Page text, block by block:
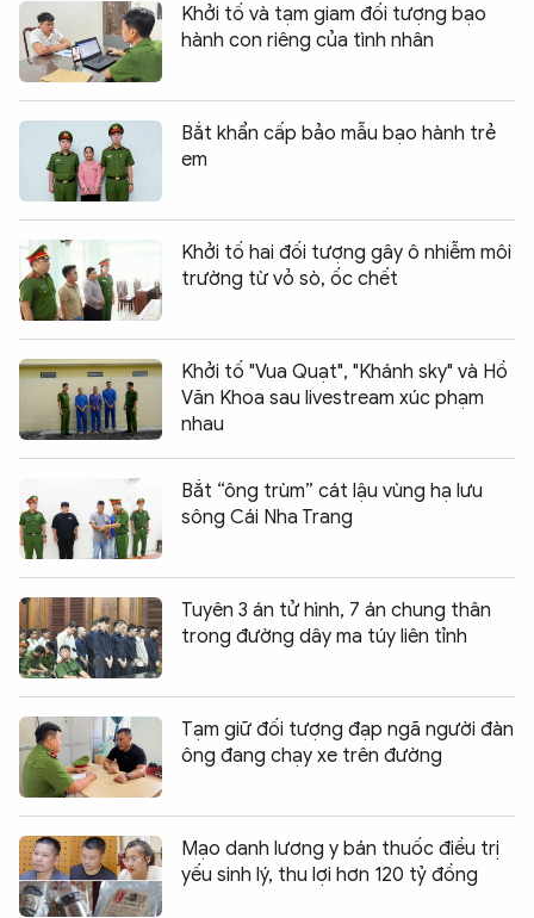
Khởi tố và tạm giam đối tượng bạo
hành con riêng của tình nhân
Bắt khẩn cấp bảo mẫu bạo hành trẻ
em
Khởi tố hai đối tượng gây ô nhiễm môi
trường từ vỏ sò, ốc chết
Khởi tố "Vua Quạt", "Khánh sky" và Hồ
Văn Khoa sau livestream xúc phạm
nhau
Bắt “ông trùm” cát lậu vùng hạ lưu
sông Cái Nha Trang
Tuyên 3 án tử hình, 7 án chung thân
trong đường dây ma túy liên tỉnh
Tạm giữ đối tượng đạp ngã người đàn
ông đang chạy xe trên đường
Mạo danh lương y bán thuốc điều trị
yếu sinh lý, thu lợi hơn 120 tỷ đồng